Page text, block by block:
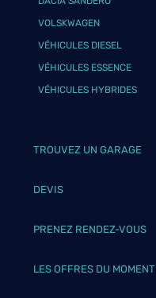
VOLSKWAGEN
VÉHICULES DIESEL
VÉHICULES ESSENCE
VÉHICULES HYBRIDES
TROUVEZ UN GARAGE
DEVIS
PRENEZ RENDEZ-VOUS
LES OFFRES DU MOMENT